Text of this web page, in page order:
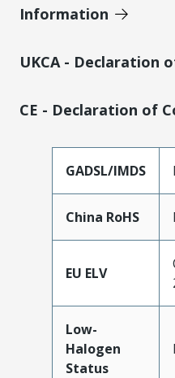
Information
UKCA - Declaration
CE - Declaration of
GADSL/IMDS
China RoHS
EU ELV
Low-
Halogen
Status